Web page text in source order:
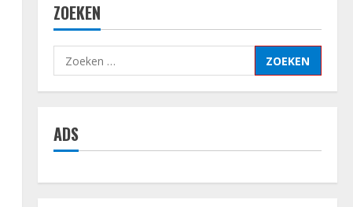
ZOEKEN
Zoeken
naar:
ADS